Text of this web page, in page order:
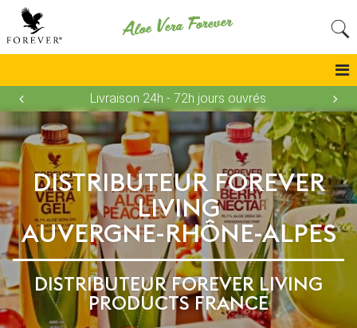
Aloe Vera Forever
Livraison 24h - 72h jours ouvrés
DISTRIBUTEUR FOREVER
LIVING
AUVERGNE-RHÔNE-ALPES
DISTRIBUTEUR FOREVER LIVING
PRODUCTS FRANCE